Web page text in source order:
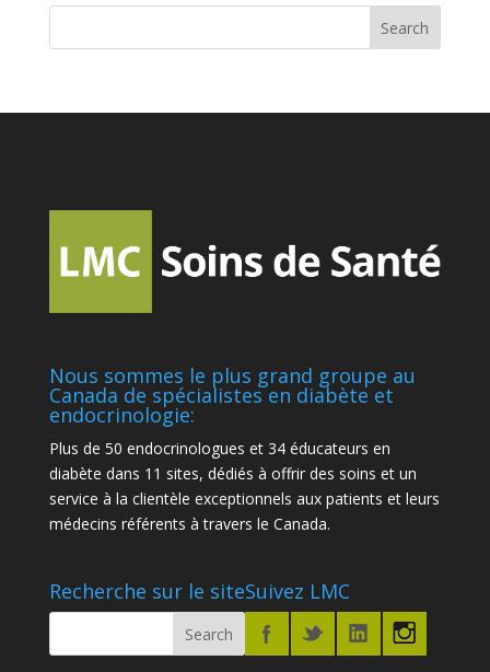
Nous sommes le plus grand groupe au
Canada de spécialistes en diabète et
endocrinologie:
Plus de 50 endocrinologues et 34 éducateurs en
diabète dans 11 sites, dédiés à offrir des soins et un
service à la clientèle exceptionnels aux patients et leurs
médecins référents à travers le Canada.
Recherche sur le siteSuivez LMC